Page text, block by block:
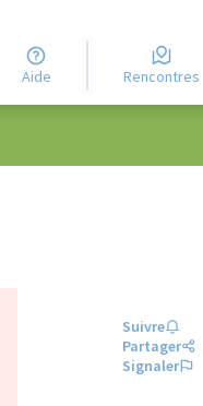
Aide Rencontres
Suivre
Partager
Signaler